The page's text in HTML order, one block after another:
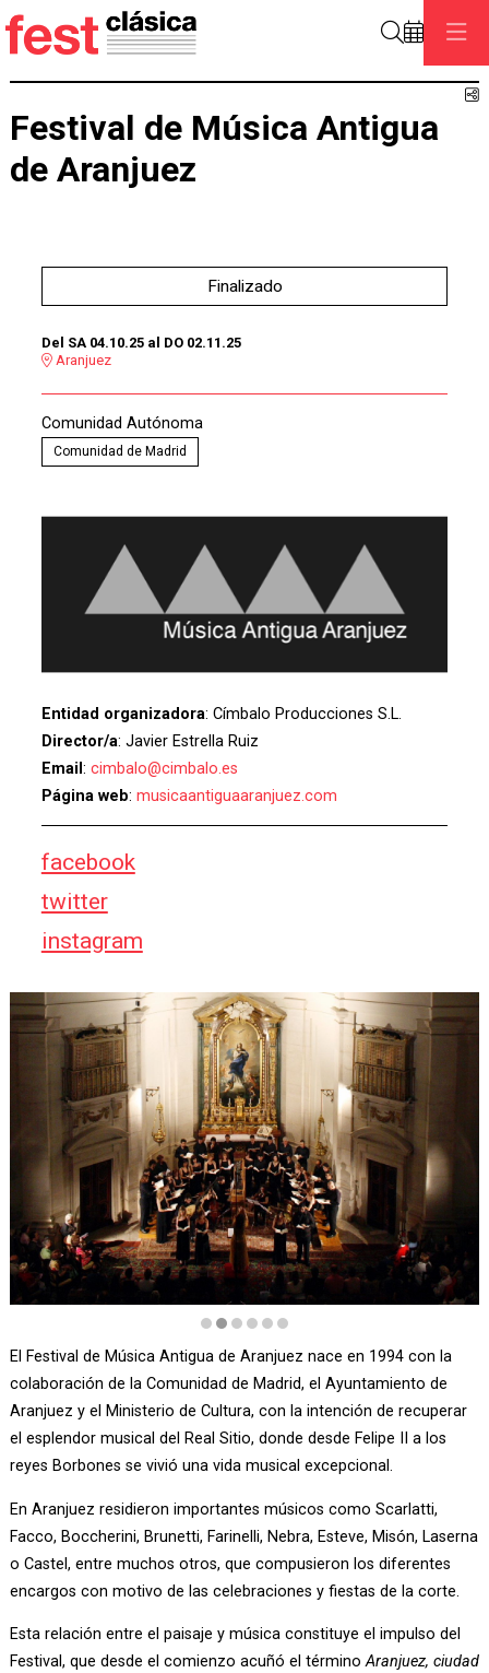
Festival de Música Antigua
de Aranjuez
Finalizado
Del SA 04.10.25al DO 02.11.25
Aranjuez
Comunidad Autónoma
Comunidad de Madrid
Entidad organizadora: Címbalo Producciones S.L.
Director/a: Javier Estrella Ruiz
Email : cimbalo@cimbalo.es
Página web: musicaantiguaaranjuez.com
facebook
twitter
instagram
El Festival de Música Antigua de Aranjuez nace en 1994 con la
colaboración de la Comunidad de Madrid, el Ayuntamiento de
Aranjuez y el Ministerio de Cultura, con la intención de recuperar
el esplendor musical del Real Sitio, donde desde Felipe II a los
reyes Borbones se vivió una vida musical excepcional.
En Aranjuez residieron importantes músicos como Scarlatti,
Facco, Boccherini, Brunetti, Farinelli, Nebra, Esteve, Misón, Laserna
o Castel, entre muchos otros, que compusieron los diferentes
encargos con motivo de las celebraciones y fiestas de la corte.
Esta relación entre el paisaje y música constituye el impulso del
Festival, que desde el comienzo acuñó el término Aranjuez, ciudad